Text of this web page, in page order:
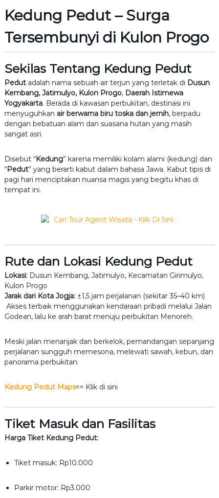
Kedung Pedut – Surga
Tersembunyi di Kulon Progo
Sekilas Tentang Kedung Pedut
Pedutadalah nama sebuah air terjun yang terletak di Dusun
Kembang, Jatimulyo, Kulon Progo, Daerah Istimewa
Yogyakarta. Berada di kawasan perbukitan, destinasi ini
menyuguhkan air berwarna biru toska dan jernih, berpadu
dengan bebatuan alam dan suasana hutan yang masih
sangat asri.
Disebut “Kedung” karena memiliki kolam alami (kedung) dan
“Pedut” yang berarti kabut dalam bahasa Jawa. Kabut tipis di
pagi hari menciptakan nuansa magis yang begitu khas di
tempat ini.
Rute dan Lokasi Kedung Pedut
Lokasi:Dusun Kembang, Jatimulyo, Kecamatan Girimulyo,
Kulon Progo
Jarak dari Kota Jogja:±1,5 jam perjalanan (sekitar 35–40 km)
Akses terbaik menggunakan kendaraan pribadi melalui Jalan
Godean, lalu ke arah barat menuju perbukitan Menoreh.
Meski jalan menanjak dan berkelok, pemandangan sepanjang
perjalanan sungguh memesona, melewati sawah, kebun, dan
panorama perbukitan.
Kedung Pedut Maps<< Klik di sini
Tiket Masuk dan Fasilitas
Harga Tiket Kedung Pedut:
Tiket masuk: Rp10.000
Parkir motor: Rp3.000